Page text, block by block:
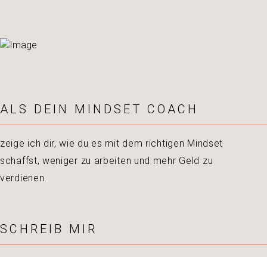
ALS DEIN MINDSET COACH
zeige ich dir, wie du es mit dem richtigen Mindset
schaffst, weniger zu arbeiten und mehr Geld zu
verdienen.
SCHREIB MIR